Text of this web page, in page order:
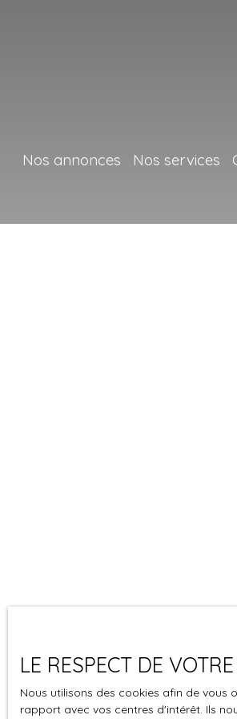
Nos annonces Nos services
LE RESPECT DE
Nous utilisons des cookies afin de vous
rapport avec vos centres d'intérêt. Ils